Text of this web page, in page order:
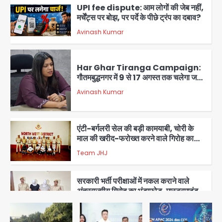
2
UPI fee dispute: आम लोगों की जेब नहीं,
मर्चेंट्स पर बोझ, पर पर्दे के पीछे ट्रंप का दबाव?
Avinash Kumar
3
Har Ghar Tiranga Campaign:
गौतमबुद्धनगर में 9 से 17 अगस्त तक चलेगा जन-
जागरूकता महाअभियान, डीएम ने की समीक्षा
बैठक
Avinash Kumar
4
एंटी-बर्गलरी सेल की बड़ी कामयाबी, चोरी के
माल की खरीद-फरोख्त करने वाले गिरोह का
भंडाफोड़
Team JHJ
5
सरकारी भर्ती परीक्षाओं में नकल कराने वाले
अंतरराज्यीय गिरोह का भंडाफोड़, मास्टरमाइंड
समेत 7 गिरफ्तार
Team JHJ